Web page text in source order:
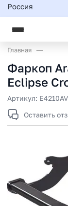
Россия
Главная
Фаркоп
Eclipse
Артикул: E4210AV
Оставить